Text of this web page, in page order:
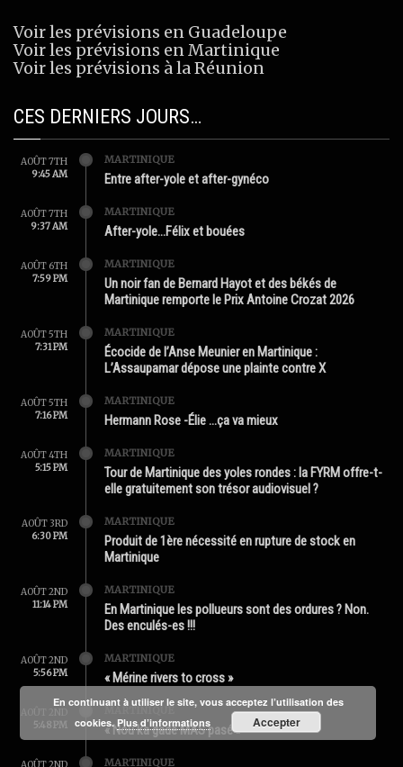
Voir les prévisions en Guadeloupe
Voir les prévisions en Martinique
Voir les prévisions à la Réunion
CES DERNIERS JOURS…
AOÛT 7TH
9:45 AM
MARTINIQUE
Entre after-yole et after-gynéco
AOÛT 7TH
9:37 AM
MARTINIQUE
After-yole…Félix et bouées
AOÛT 6TH
7:59 PM
MARTINIQUE
Un noir fan de Bernard Hayot et des békés de
Martinique remporte le Prix Antoine Crozat 2026
AOÛT 5TH
7:31 PM
MARTINIQUE
Écocide de l’Anse Meunier en Martinique :
L’Assaupamar dépose une plainte contre X
AOÛT 5TH
7:16 PM
MARTINIQUE
Hermann Rose -Élie …ça va mieux
AOÛT 4TH
5:15 PM
MARTINIQUE
Tour de Martinique des yoles rondes : la FYRM offre-t-
elle gratuitement son trésor audiovisuel ?
AOÛT 3RD
6:30 PM
MARTINIQUE
Produit de 1ère nécessité en rupture de stock en
Martinique
AOÛT 2ND
11:14 PM
MARTINIQUE
En Martinique les pollueurs sont des ordures ? Non.
Des enculés-es !!!
AOÛT 2ND
5:56 PM
MARTINIQUE
« Mérine rivers to cross »
5:48 PM
« Nou ka gadé MAS pasé »
MARTINIQUE
En continuant à utiliser le site, vous acceptez l’utilisation des
cookies. Plus d’informations Accepter